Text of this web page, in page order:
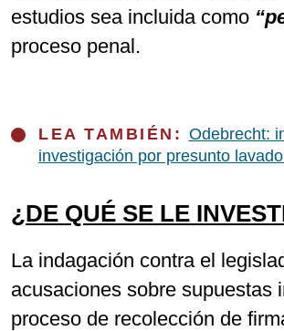
estudios sea incluida como
proceso penal.
LEA TAMBIÉN: Odebrecht:
investigación por presunto
¿DE QUÉ SE LE
La indagación contra el
acusaciones sobre supuestas
proceso de recolección de